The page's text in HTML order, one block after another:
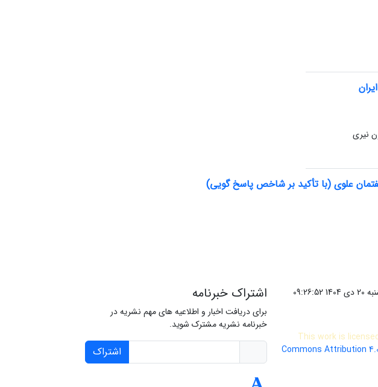
نیری
علوی (با تأکید بر شاخص پاسخ گویی)
This work is
Commons Attribution
اشتراک خبرنامه
برای دریافت اخبار و اطلاعیه های مهم نشریه در
خبرنامه نشریه مشترک شوید.
اشتراک